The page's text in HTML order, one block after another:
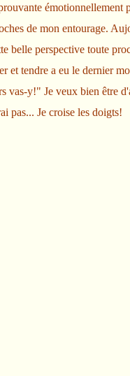
émotionnellement
de mon entourage.
belle perspective toute
et tendre a eu le dernier
vas-y!" Je veux bien être
pas... Je croise les doigts!